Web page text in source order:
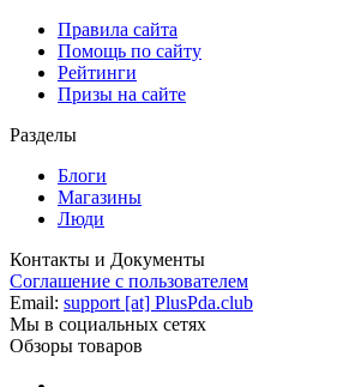
Правила сайта
Помощь по сайту
Рейтинги
Призы на сайте
Разделы
Блоги
Магазины
Люди
Контакты и Документы
Соглашение с пользователем
Email: support [at] PlusPda.club
Мы в социальных сетях
Обзоры товаров